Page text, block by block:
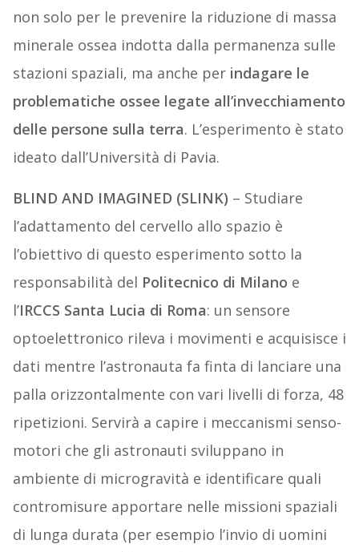
non solo per le prevenire la riduzione di massa
minerale ossea indotta dalla permanenza sulle
stazioni spaziali, ma anche per indagare le
problematiche ossee legate all’invecchiamento
delle persone sulla terra. L’esperimento è stato
ideato dall’Università di Pavia.
BLIND AND IMAGINED (SLINK) – Studiare
l’adattamento del cervello allo spazio è
l’obiettivo di questo esperimento sotto la
responsabilità del Politecnico di Milano e
l’IRCCS Santa Lucia di Roma: un sensore
optoelettronico rileva i movimenti e acquisisce i
dati mentre l’astronauta fa finta di lanciare una
palla orizzontalmente con vari livelli di forza, 48
ripetizioni. Servirà a capire i meccanismi senso-
motori che gli astronauti sviluppano in
ambiente di microgravità e identificare quali
contromisure apportare nelle missioni spaziali
di lunga durata (per esempio l’invio di uomini